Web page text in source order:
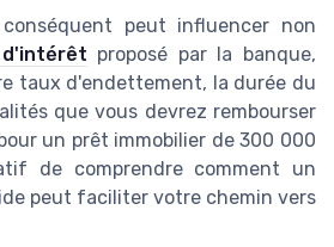
peut influencer non
proposé par la banque,
taux d'endettement, la durée du
que vous devrez rembourser
un prêt immobilier de 300 000
de comprendre comment un
peut faciliter votre chemin vers